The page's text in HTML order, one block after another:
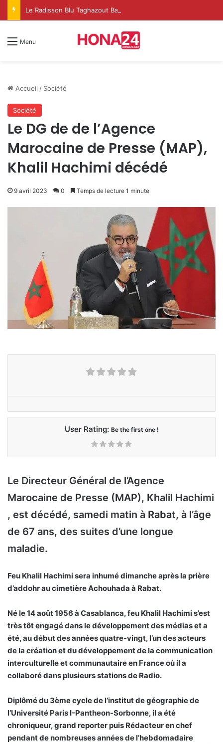
Menu
Accueil / Société
Société
Le DG de de l’Agence
Marocaine de Presse (MAP),
Khalil Hachimi décédé
9 avril 2023 0 Temps de lecture 1 minute
User Rating: Be the first one !
Le Directeur Général de l’Agence
Marocaine de Presse (MAP), Khalil Hachimi
, est décédé, samedi matin à Rabat, à l’âge
de 67 ans, des suites d’une longue
maladie.
Feu Khalil Hachimi sera inhumé dimanche après la prière
d’addohr au cimetière Achouhada à Rabat.
Né le 14 août 1956 à Casablanca, feu Khalil Hachimi s’est
très tôt engagé dans le développement des médias et a
été, au début des années quatre-vingt, l’un des acteurs
de la création et du développement de la communication
interculturelle et communautaire en France où il a
collaboré dans plusieurs stations de Radio.
Diplômé du 3ème cycle de l’institut de géographie de
l’Université Paris I-Pantheon-Sorbonne, il a été
chroniqueur, grand reporter puis Rédacteur en chef
pendant de nombreuses années de l’hebdomadaire